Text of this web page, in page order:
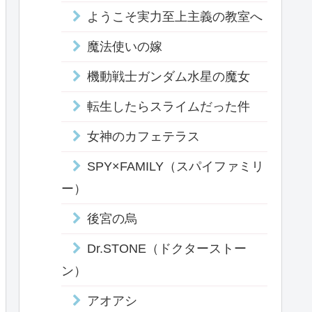
ようこそ実力至上主義の教室へ
魔法使いの嫁
機動戦士ガンダム水星の魔女
転生したらスライムだった件
女神のカフェテラス
SPY×FAMILY（スパイファミリ
ー）
後宮の烏
Dr.STONE（ドクターストー
ン）
アオアシ